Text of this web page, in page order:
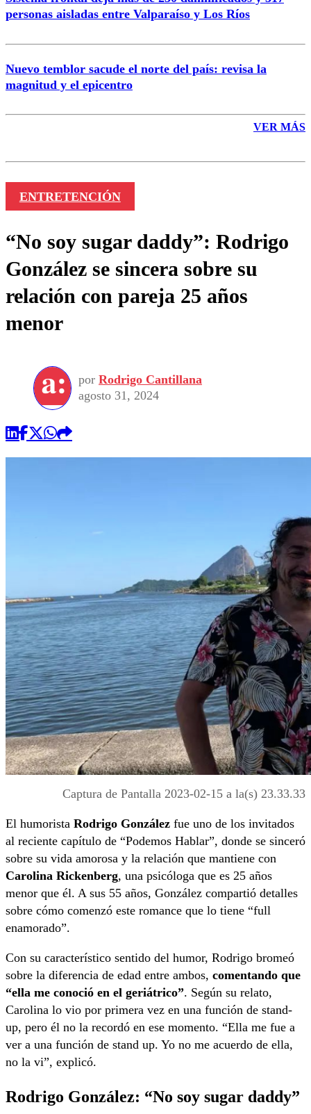
personas aisladas entre Valparaíso y Los Ríos
Nuevo temblor sacude el norte del país: revisa la
magnitud y el epicentro
VER MÁS
ENTRETENCIÓN
“No soy sugar daddy”: Rodrigo
González se sincera sobre su
relación con pareja 25 años
menor
por Rodrigo Cantillana
agosto 31, 2024
Captura de Pantalla 2023-02-15 a la(s) 23.33.33
El humorista Rodrigo González fue uno de los invitados
al reciente capítulo de “Podemos Hablar”, donde se sinceró
sobre su vida amorosa y la relación que mantiene con
Carolina Rickenberg, una psicóloga que es 25 años
menor que él. A sus 55 años, González compartió detalles
sobre cómo comenzó este romance que lo tiene “full
enamorado”.
Con su característico sentido del humor, Rodrigo bromeó
sobre la diferencia de edad entre ambos, comentando que
“ella me conoció en el geriátrico”. Según su relato,
Carolina lo vio por primera vez en una función de stand-
up, pero él no la recordó en ese momento. “Ella me fue a
ver a una función de stand up. Yo no me acuerdo de ella,
no la vi”, explicó.
Rodrigo González: “No soy sugar daddy”